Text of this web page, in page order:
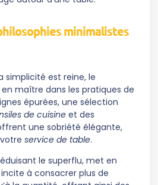
minimalistes
simplicité est reine, le
maître dans les pratiques de
épurées, une sélection
de cuisine et des
une sobriété élégante,
service de table.
le superflu, met en
incite à consacrer plus de